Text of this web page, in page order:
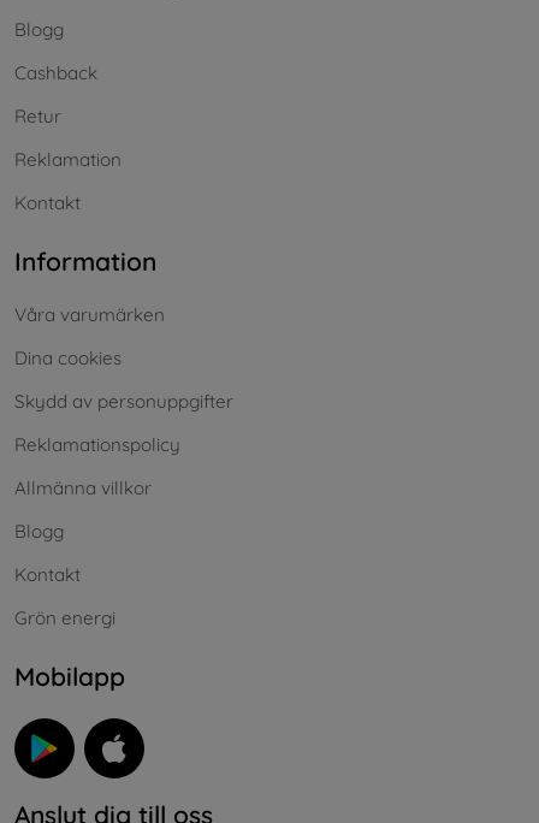
Blogg
Cashback
Retur
Reklamation
Kontakt
Information
Våra varumärken
Dina cookies
Skydd av personuppgifter
Reklamationspolicy
Allmänna villkor
Blogg
Kontakt
Grön energi
Mobilapp
Anslut dig till oss